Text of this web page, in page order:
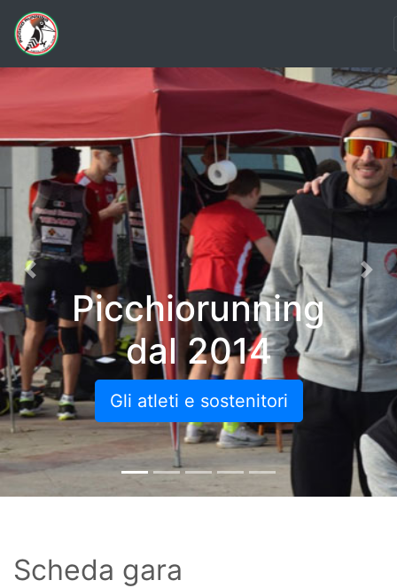
Picchiorunning
dal 2014
Gli atleti e sostenitori
Previous
Scheda gara